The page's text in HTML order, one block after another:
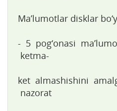
Ma’lumotlar disklar
- 5 pog‘onasi
ketma-
ket almashishini
nazorat